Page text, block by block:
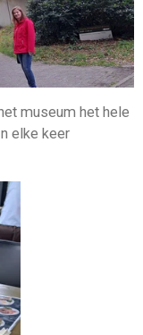
museum het hele
elke keer